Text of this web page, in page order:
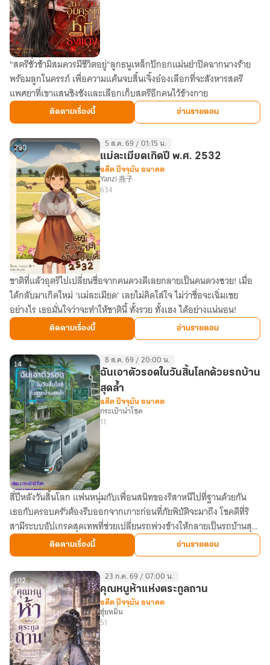
(อี
บุ๊ค
จบ
แล้ว)
นาง
ร้าย
อุ้ม
ครรภ์
หนี
พระเอก
ธง
แดง|
อ่าน
ฟรี
ถึง
วัน
ที่19ก.ค.มีE-
book
"สตรีชั่วช้ามิสมควรมีชีวิตอยู่"ลูกธนูเหล็กปักอกแม่นยำปิดฉากนางร้าย
พร้อมลูกในครรภ์ เพื่อความแค้นจบสิ้นเจิ้งอ๋องเลือกที่จะสังหารสตรี
แพศยาที่เขาแสนชิงชังและเลือกเก็บสตรีอีกคนไว้ข้างกาย
ติดตามเรื่องนี้ อ่านรายตอน
แม่
ละเมียด
เกิด
ปี
พ.ศ.
2532
290 5 ส.ค. 69 / 01:15 น.
แม่ละเมียดเกิดปี พ.ศ. 2532
อดีต ปัจจุบัน อนาคต
Yanzi 燕子
634
ชาติที่แล้วอุตริไปเปลี่ยนชื่อจากคนดวงดีเลยกลายเป็นคนดวงซวย! เมื่อ
ได้กลับมาเกิดใหม่ ‘แม่ละเมียด’ เลยไม่คิดใส่ใจ ไม่ว่าชื่อจะเฉิ่มเชย
อย่างไร เธอมั่นใจว่าจะทำให้ชาตินี้ ทั้งรวย ทั้งเฮง ได้อย่างแน่นอน!
ติดตามเรื่องนี้ อ่านรายตอน
ฉัน
เอา
ตัว
รอด
ใน
วัน
สิ้น
โลก
ด้วย
รถ
บ้าน
สุด
14 8 ส.ค. 69 / 20:00 น.
ฉันเอาตัวรอดในวันสิ้นโลกด้วยรถบ้าน
สุดล้ำ
อดีต ปัจจุบัน อนาคต
กระเป๋านำโชค
11
สี่ปีหลังวันสิ้นโลก แฟนหนุ่มกับเพื่อนสนิทของริสาหนีไปที่ฐานด้วยกัน
เธอกับครอบครัวต้องรีบออกจากเกาะก่อนที่ภัยพิบัติจะมาถึง โชคดีที่ริ
สามีระบบอัปเกรดสุดเทพที่ช่วยเปลี่ยนรถพ่วงข้างให้กลายเป็นรถบ้านสุด
ล้ำ
ติดตามเรื่องนี้ อ่านรายตอน
102 23 ก.ค. 69 / 07:00 น.
คุณหนูห้าแห่งตระกูลถาน
อดีต ปัจจุบัน อนาคต
ฮุ่ยหมิ่น
51